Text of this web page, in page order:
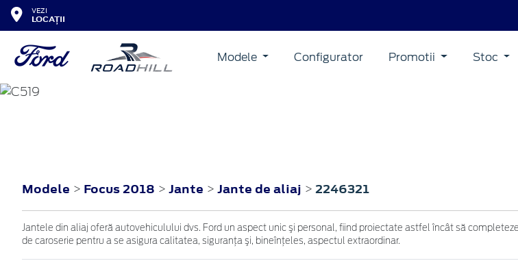
VEZI
LOCAȚII
Modele Configurator Promotii Stoc
Modele > Focus 2018 > Jante > Jante de aliaj > 2246321
Jantele din aliaj oferă autovehiculului dvs. Ford un aspect unic şi personal, fiind proiectate astfel încât să
de caroserie pentru a se asigura calitatea, siguranţa şi, bineînţeles, aspectul extraordinar.